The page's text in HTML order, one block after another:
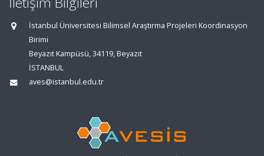
İstanbul Üniversitesi Bilimsel Araştırma Projeleri Koordinasyon
Birimi
Beyazıt Kampüsü, 34119, Beyazıt
İSTANBUL
aves@istanbul.edu.tr